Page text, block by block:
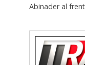
Abinader al